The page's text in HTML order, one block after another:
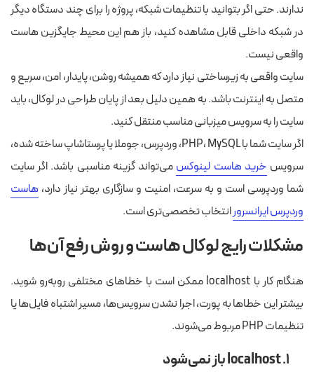
ندارند. حتی اگر بتوانید با تنظیمات شبکه، پروژه را برای چند دستگاه دیگر
در شبکه داخلی قابل مشاهده کنید، باز هم این محیط جایگزین هاست
واقعی نیست.
سایت واقعی به زیرساختی نیاز دارد که همیشه روشن، پایدار، امن، سریع و
متصل به اینترنت باشد. به همین دلیل بعد از پایان طراحی در لوکال، باید
سایت را به سرویس میزبانی مناسب منتقل کنید.
اگر سایت شما با PHP، MySQL، وردپرس، جوملا یا پرستاشاپ ساخته شده،
سرویس خرید هاست لینوکس می‌تواند گزینه مناسبی باشد. اگر سایت
شما وردپرسی است و به سرعت، امنیت و سازگاری بهتر نیاز دارد، هاست
وردپرس ایرانسرورانتخاب تخصصی‌تری است.
مشکلات رایج لوکال هاست و روش رفع آن‌ها
هنگام کار با localhost ممکن است با خطاهای مختلفی روبه‌رو شوید.
بیشتر این خطاها به پورت، اجرا نشدن سرویس‌ها، مسیر اشتباه فایل‌ها یا
تنظیمات PHP مربوط می‌شوند.
۱. localhost باز نمی‌شود